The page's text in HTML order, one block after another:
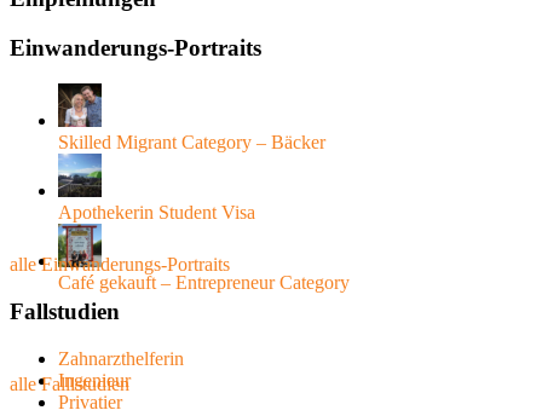
Einwanderungs-Portraits
Skilled Migrant Category – Bäcker
Apothekerin Student Visa
Café gekauft – Entrepreneur Category
alle Einwanderungs-Portraits
Fallstudien
Zahnarzthelferin
Ingenieur
Privatier
alle Falllstudien